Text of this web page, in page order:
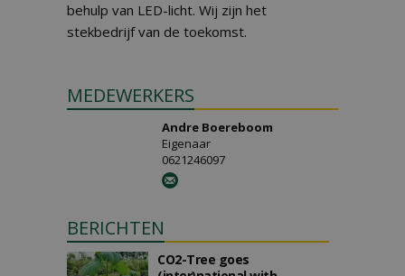
behulp van LED-licht. Wij zijn het
stekbedrijf van de toekomst.
MEDEWERKERS
Andre Boereboom
Eigenaar
0621246097
BERICHTEN
CO2-Tree goes